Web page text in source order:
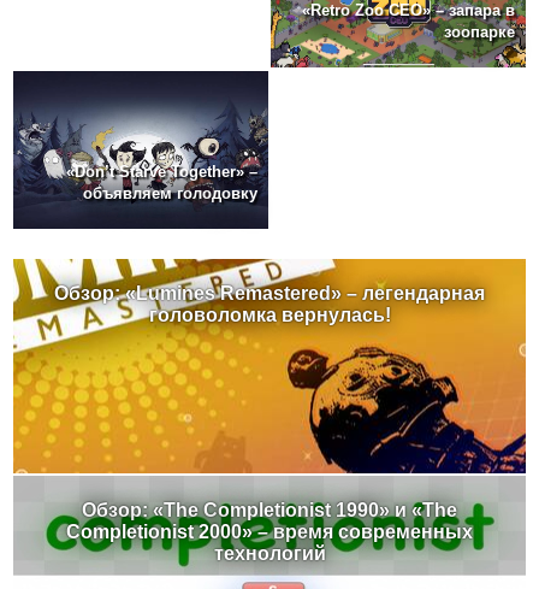
«Retro Zoo CEO» – запара в
зоопарке
«Don’t Starve Together» –
объявляем голодовку
Обзор: «Lumines Remastered» – легендарная
головоломка вернулась!
Обзор: «The Completionist 1990» и «The
Completionist 2000» – время современных
технологий